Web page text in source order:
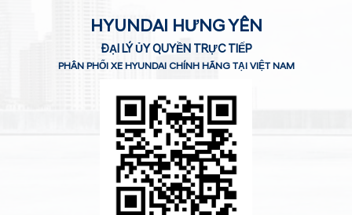
HYUNDAI HƯNG YÊN
ĐẠI LÝ ỦY QUYỀN TRỰC TIẾP
PHÂN PHỐI XE HYUNDAI CHÍNH HÃNG TẠI VIỆT NAM